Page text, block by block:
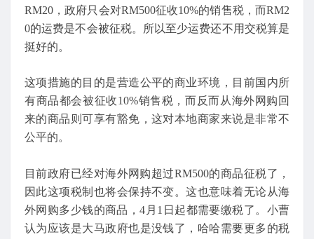
RM20，政府只会对RM500征收10%的销售税，而RM2
0的运费是不会被征税。所以至少运费还不用交税算是
挺好的。
这项措施的目的是营造公平的商业环境，目前国内所
有商品都会被征收10%销售税，而反而从海外网购回
来的商品则可享有豁免，这对本地商家来说是非常不
公平的。
目前政府已经对海外网购超过RM500的商品征税了，
因此这项税制也将会保持不变。这也意味着无论从海
外网购多少钱的商品，4月1日起都需要缴税了。小曹
认为应该是大马政府也是没钱了，哈哈需要更多的税